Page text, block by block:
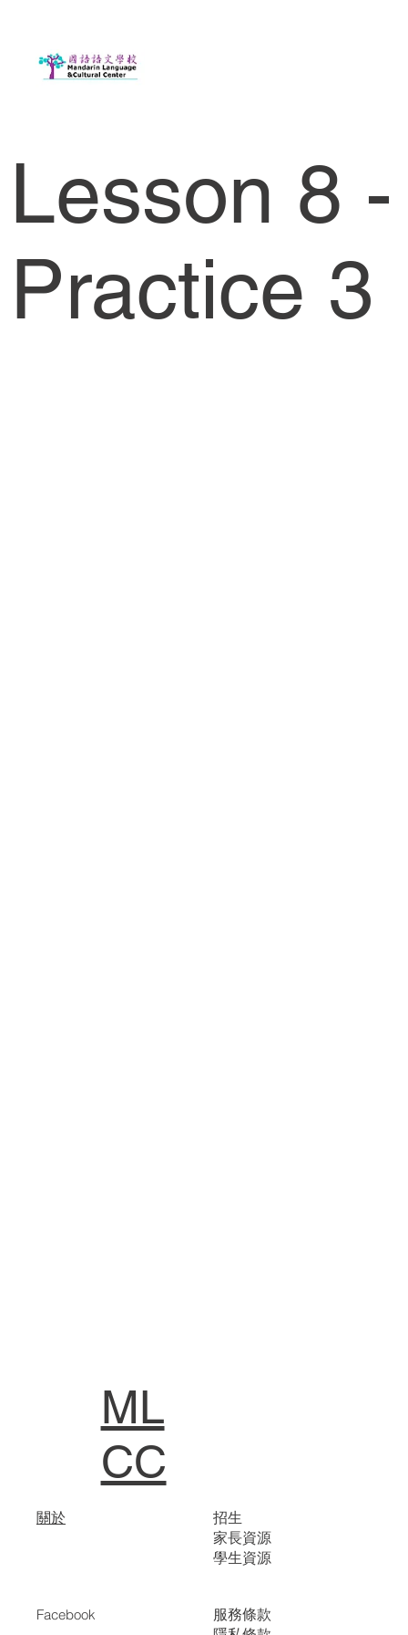
Lesson 8 -
Practice 3
關於
招生
家長資源
學生資源
服務條款
Facebook
ML
CC